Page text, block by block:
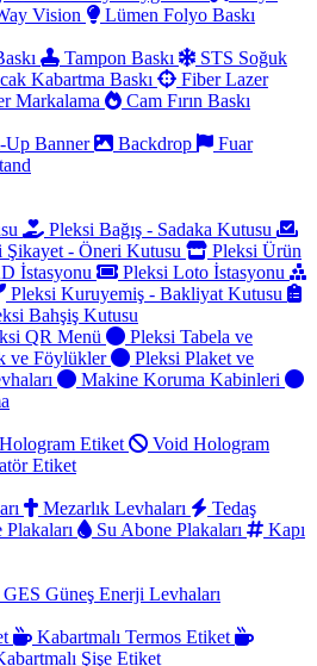
Vision
Lümen Folyo Baskı
Tampon Baskı
STS Soğuk
Kabartma Baskı
Fiber Lazer
Markalama
Cam Fırın Baskı
Up Banner Backdrop
Fuar
Pleksi Bağış - Sadaka Kutusu
Şikayet - Öneri Kutusu
Pleksi Ürün
İstasyonu
Pleksi Loto İstasyonu
Pleksi Kuruyemiş - Bakliyat Kutusu
Bahşiş Kutusu
QR Menü
Pleksi Tabela ve
ve Föylükler
Pleksi Plaket ve
Makine Koruma Kabinleri
Etiket
Void Hologram
Etiket
Mezarlık Levhaları
Tedaş
Su Abone Plakaları
Kapı
GES Güneş Enerji Levhaları
Kabartmalı Termos Etiket
Şişe Etiket